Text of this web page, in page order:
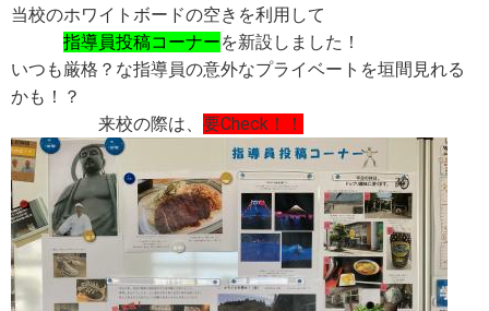
当校のホワイトボードの空きを利用して
指導員投稿コーナーを新設しました！
いつも厳格？な指導員の意外なプライベートを垣間見れる
かも！？
来校の際は、 要Check！！